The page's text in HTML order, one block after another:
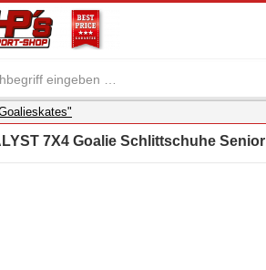
7X4 Goalie Schlittschuhe Senior